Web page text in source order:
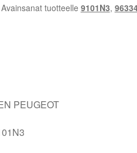
Avainsanat tuotteelle 9101N3,
PEUGEOT